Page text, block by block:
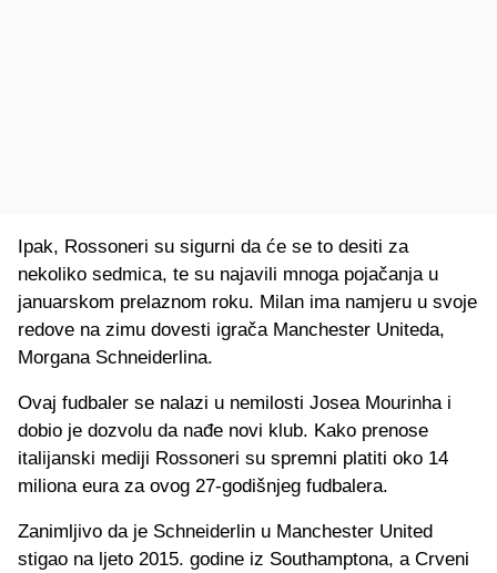
Ipak, Rossoneri su sigurni da će se to desiti za
nekoliko sedmica, te su najavili mnoga pojačanja u
januarskom prelaznom roku. Milan ima namjeru u svoje
redove na zimu dovesti igrača Manchester Uniteda,
Morgana Schneiderlina.
Ovaj fudbaler se nalazi u nemilosti Josea Mourinha i
dobio je dozvolu da nađe novi klub. Kako prenose
italijanski mediji Rossoneri su spremni platiti oko 14
miliona eura za ovog 27-godišnjeg fudbalera.
Zanimljivo da je Schneiderlin u Manchester United
stigao na ljeto 2015. godine iz Southamptona, a Crveni